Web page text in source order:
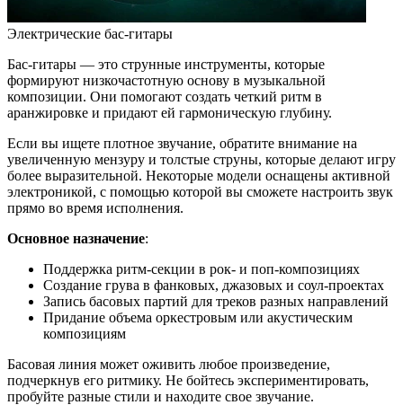
Электрические бас-гитары
Бас-гитары — это струнные инструменты, которые
формируют низкочастотную основу в музыкальной
композиции. Они помогают создать четкий ритм в
аранжировке и придают ей гармоническую глубину.
Если вы ищете плотное звучание, обратите внимание на
увеличенную мензуру и толстые струны, которые делают игру
более выразительной. Некоторые модели оснащены активной
электроникой, с помощью которой вы сможете настроить звук
прямо во время исполнения.
Основное назначение:
Поддержка ритм-секции в рок- и поп-композициях
Создание грува в фанковых, джазовых и соул-проектах
Запись басовых партий для треков разных направлений
Придание объема оркестровым или акустическим
композициям
Басовая линия может оживить любое произведение,
подчеркнув его ритмику. Не бойтесь экспериментировать,
пробуйте разные стили и находите свое звучание.